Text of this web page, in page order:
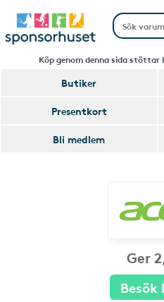
Köp genom denna sida stöttar
Butiker
Presentkort
Bli medlem
Ger